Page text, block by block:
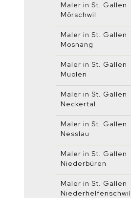
Maler in St. Gallen
Mörschwil
Maler in St. Gallen
Mosnang
Maler in St. Gallen
Muolen
Maler in St. Gallen
Neckertal
Maler in St. Gallen
Nesslau
Maler in St. Gallen
Niederbüren
Maler in St. Gallen
Niederhelfenschwil